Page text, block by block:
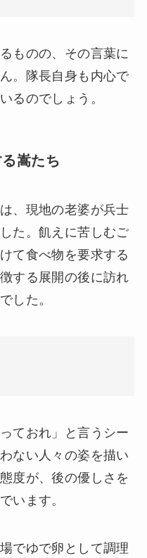
ものの、その言葉に
。隊長自身も内心で
るのでしょう。
嵩たち
、現地の老婆が兵士
た。飢えに苦しむご
て食べ物を要求する
する展開の後に訪れ
した。
ておれ」と言うシー
ない人々の姿を描い
度が、後の優しさを
います。
でゆで卵として調理